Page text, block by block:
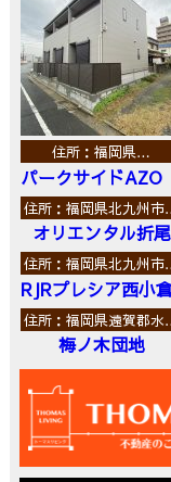
住所：福岡県…
パークサイドAZO
住所：福岡県北九州
オリエンタル折尾
住所：福岡県北九州
RJRプレシア西小
住所：福岡県遠賀郡
梅ノ木団地